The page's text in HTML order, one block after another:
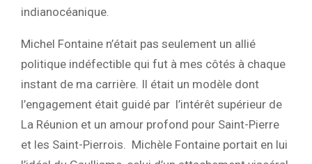
indianocéanique.
Michel Fontaine n’était pas seulement un allié
politique indéfectible qui fut à mes côtés à chaque
instant de ma carrière. Il était un modèle dont
l’engagement était guidé par l’intérêt supérieur de
La Réunion et un amour profond pour Saint-Pierre
et les Saint-Pierrois. Michèle Fontaine portait en lui